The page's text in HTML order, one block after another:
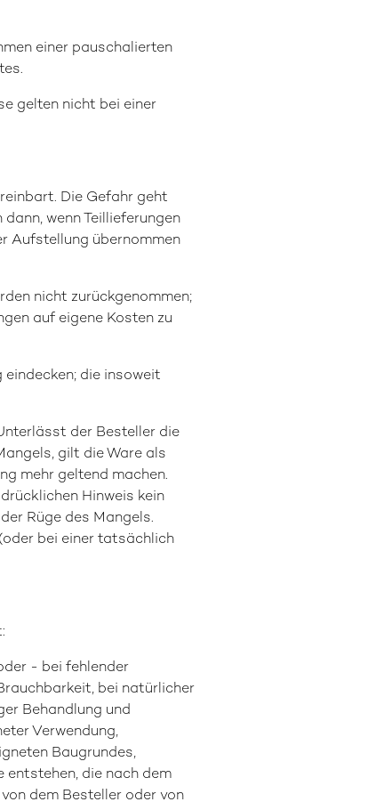
einer pauschalierten
gelten nicht bei einer
Die Gefahr geht
wenn Teillieferungen
Aufstellung übernommen
nicht zurückgenommen;
auf eigene Kosten zu
die insoweit
der Besteller die
gilt die Ware als
mehr geltend machen.
Hinweis kein
Rüge des Mangels.
bei einer tatsächlich
- bei fehlender
bei natürlicher
Behandlung und
Verwendung,
Baugrundes,
die nach dem
dem Besteller oder von